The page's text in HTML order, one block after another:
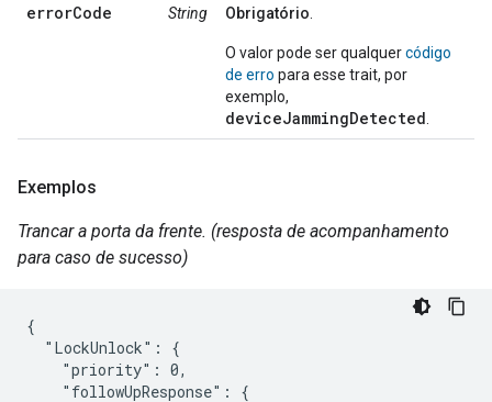
errorCode String Obrigatório
O valor pode ser qualquercódigo
de erro para esse trait, por
exemplo,
deviceJammingDetected
Exemplos
Trancar a porta da frente. (resposta de acompanhamento
para caso de sucesso)
{
  "LockUnlock": {
    "priority": 0,
    "followUpResponse": {